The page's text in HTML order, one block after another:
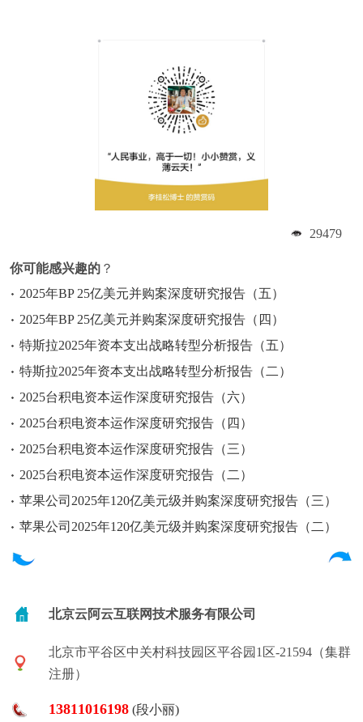
29479
你可能感兴趣的 ？
2025年BP 25亿美元并购案深度研究报告（五）
2025年BP 25亿美元并购案深度研究报告（四）
特斯拉2025年资本支出战略转型分析报告（五）
特斯拉2025年资本支出战略转型分析报告（二）
2025台积电资本运作深度研究报告（六）
2025台积电资本运作深度研究报告（四）
2025台积电资本运作深度研究报告（三）
2025台积电资本运作深度研究报告（二）
苹果公司2025年120亿美元级并购案深度研究报告（三）
苹果公司2025年120亿美元级并购案深度研究报告（二）
北京云阿云互联网技术服务有限公司
北京市平谷区中关村科技园区平谷园1区-21594（集群
注册）
13811016198 (段小丽)